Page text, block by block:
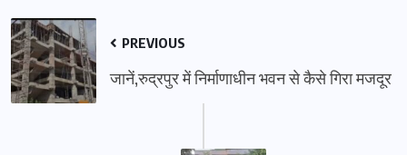
PREVIOUS
जानें,रुद्रपुर में निर्माणाधीन भवन से कैसे गिरा मजदूर